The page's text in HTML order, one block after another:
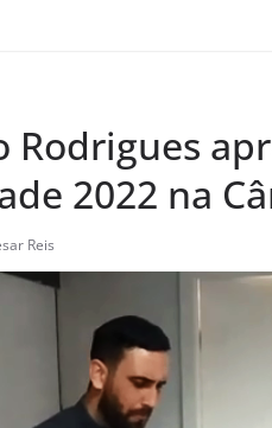
Rodrigues
2022 na
Reis